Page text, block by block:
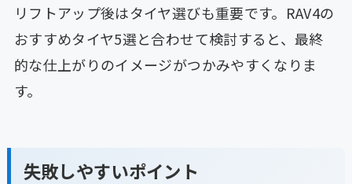
リフトアップ後はタイヤ選びも重要です。RAV4の
おすすめタイヤ5選と合わせて検討すると、最終
的な仕上がりのイメージがつかみやすくなりま
す。
失敗しやすいポイント